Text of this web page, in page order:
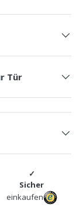
Tür
Sicher
einkaufen